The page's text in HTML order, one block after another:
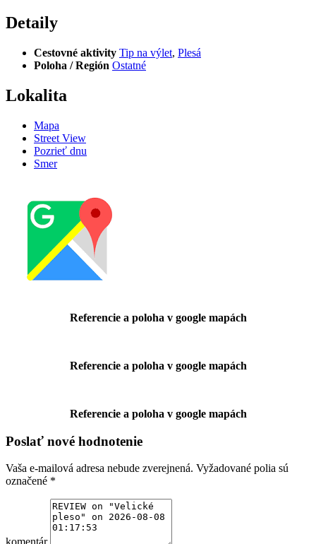
Detaily
Cestovné aktivity Tip na výlet, Plesá
Poloha / Región Ostatné
Lokalita
Mapa
Street View
Pozrieť dnu
Smer
Referencie a poloha v google mapách
Referencie a poloha v google mapách
Referencie a poloha v google mapách
Poslať nové hodnotenie
Vaša e-mailová adresa nebude zverejnená. Vyžadované polia sú
označené *